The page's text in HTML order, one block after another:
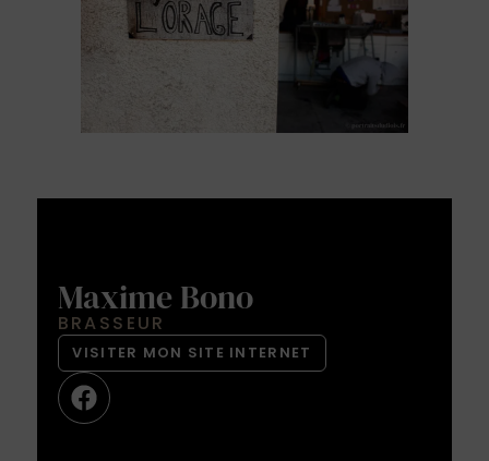
Maxime Bono
BRASSEUR
VISITER MON SITE INTERNET